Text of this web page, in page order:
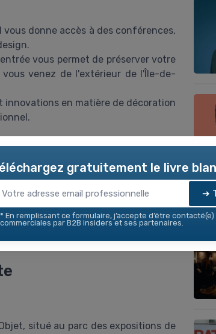
donne accès à des conférences,
vous permet de préserver votre
venez de l'extérieur de l'Île-de-
innovations en matière de décoration
vous permet, avec le bon
d'ailleurs. Ceci est essentiel pour
à un événement de cette envergure
Vous pouvez explorer plus de détails
gratuite pour le salon Vinitech-
situé au parc des expositions de
gratuitement le livre
➔
* En remplissant ce formulaire, j’accepte d’être contacté(e)
commerciales par B2B insiders et ses partenaires.